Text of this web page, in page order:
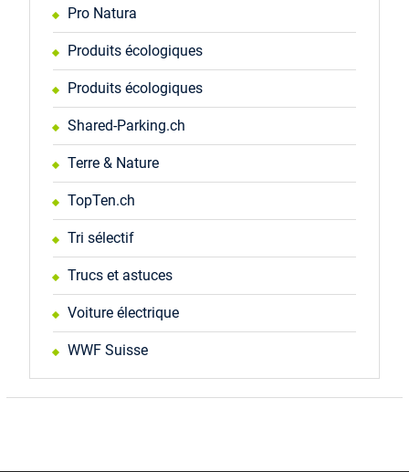
Pro Natura
Produits écologiques
Produits écologiques
Shared-Parking.ch
Terre & Nature
TopTen.ch
Tri sélectif
Trucs et astuces
Voiture électrique
WWF Suisse